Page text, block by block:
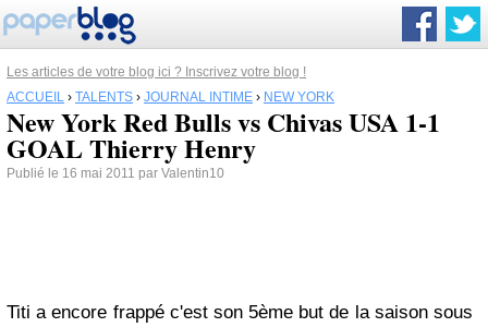
Les articles de votre blog ici ? Inscrivez votre blog !
ACCUEIL › TALENTS › JOURNAL INTIME › NEW YORK
New York Red Bulls vs Chivas USA 1-1
GOAL Thierry Henry
Publié le 16 mai 2011 par Valentin10
Titi a encore frappé c'est son 5ème but de la saison sous